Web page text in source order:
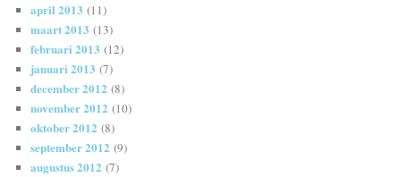
april 2013 (11)
maart 2013 (13)
februari 2013 (12)
januari 2013 (7)
december 2012 (8)
november 2012 (10)
oktober 2012 (8)
september 2012 (9)
augustus 2012 (7)